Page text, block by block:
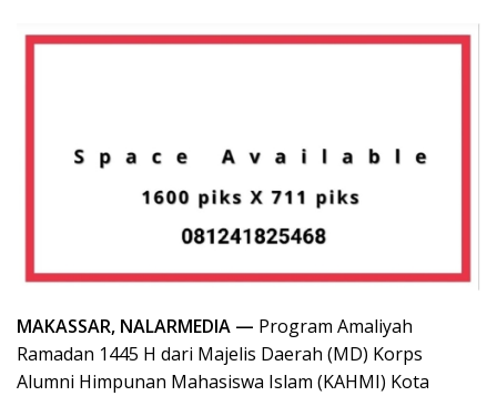
MAKASSAR, NALARMEDIA — Program Amaliyah
Ramadan 1445 H dari Majelis Daerah (MD) Korps
Alumni Himpunan Mahasiswa Islam (KAHMI) Kota